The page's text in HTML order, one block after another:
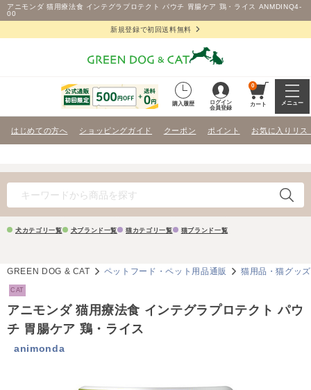
アニモンダ 猫用療法食 インテグラプロテクト パウチ 胃腸ケア 鶏・ライス ANMDINQ4-
00
新規登録で初回送料無料
購入履歴
ログイン
会員登録
0
カート メニュー
はじめての方へ ショッピングガイド クーポン ポイント お気に入りリス
犬カテゴリ一覧 犬ブランド一覧 猫カテゴリ一覧 猫ブランド一覧
GREEN DOG & CAT ペットフード・ペット用品通販 猫用品・猫グッズ
CAT
アニモンダ 猫用療法食 インテグラプロテクト パウ
チ 胃腸ケア 鶏・ライス
animonda